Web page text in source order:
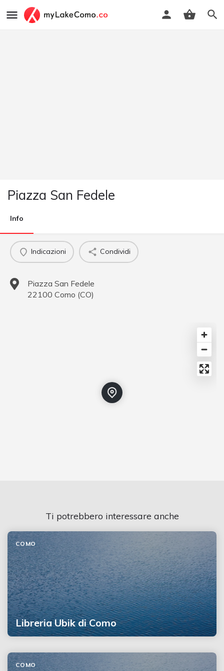
Piazza San Fedele
Info
Indicazioni Condividi
Piazza San Fedele
22100 Como (CO)
Ti potrebbero interessare anche
Libreria Ubik di Como
COMO
COMO